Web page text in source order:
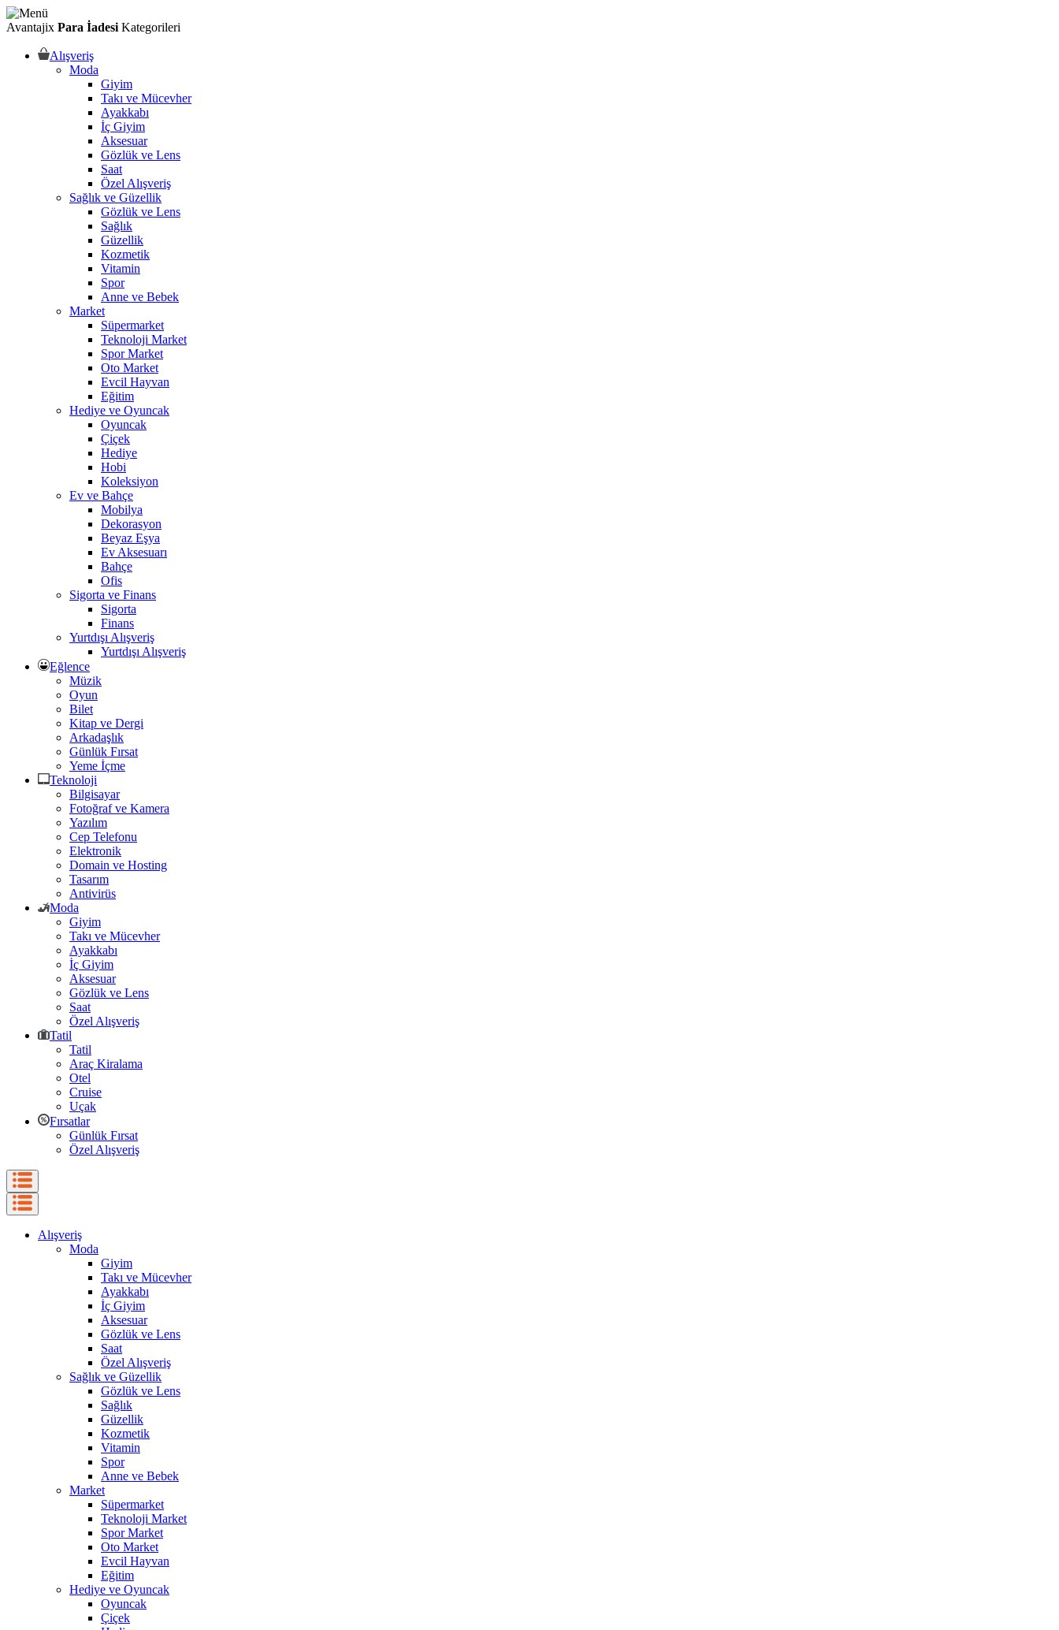
Avantajix Para İadesi Kategorileri
Alışveriş
Moda
Giyim
Takı ve Mücevher
Ayakkabı
İç Giyim
Aksesuar
Gözlük ve Lens
Saat
Özel Alışveriş
Sağlık ve Güzellik
Gözlük ve Lens
Sağlık
Güzellik
Kozmetik
Vitamin
Spor
Anne ve Bebek
Market
Süpermarket
Teknoloji Market
Spor Market
Oto Market
Evcil Hayvan
Eğitim
Hediye ve Oyuncak
Oyuncak
Çiçek
Hediye
Hobi
Koleksiyon
Ev ve Bahçe
Mobilya
Dekorasyon
Beyaz Eşya
Ev Aksesuarı
Bahçe
Ofis
Sigorta ve Finans
Sigorta
Finans
Yurtdışı Alışveriş
Yurtdışı Alışveriş
Eğlence
Müzik
Oyun
Bilet
Kitap ve Dergi
Arkadaşlık
Günlük Fırsat
Yeme İçme
Teknoloji
Bilgisayar
Fotoğraf ve Kamera
Yazılım
Cep Telefonu
Elektronik
Domain ve Hosting
Tasarım
Antivirüs
Moda
Giyim
Takı ve Mücevher
Ayakkabı
İç Giyim
Aksesuar
Gözlük ve Lens
Saat
Özel Alışveriş
Tatil
Tatil
Araç Kiralama
Otel
Cruise
Uçak
Fırsatlar
Günlük Fırsat
Özel Alışveriş
Alışveriş
Moda
Giyim
Takı ve Mücevher
Ayakkabı
İç Giyim
Aksesuar
Gözlük ve Lens
Saat
Özel Alışveriş
Sağlık ve Güzellik
Gözlük ve Lens
Sağlık
Güzellik
Kozmetik
Vitamin
Spor
Anne ve Bebek
Market
Süpermarket
Teknoloji Market
Spor Market
Oto Market
Evcil Hayvan
Eğitim
Hediye ve Oyuncak
Oyuncak
Çiçek